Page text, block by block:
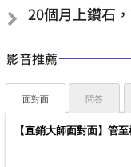
影音推薦
面對面
【直銷大師面對面】管
問答